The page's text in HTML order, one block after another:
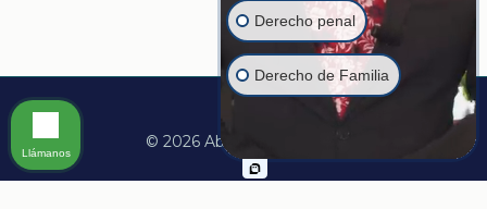
© 2026 Abogado Martine.
Derecho penal
Derecho de Familia
Llámanos